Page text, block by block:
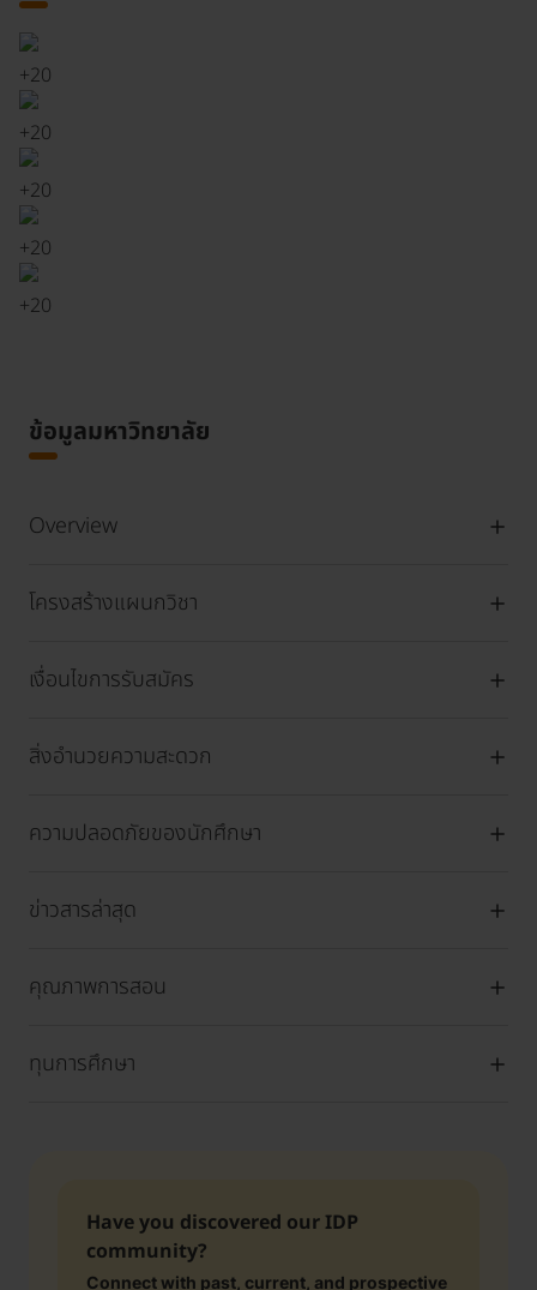
+20
+20
+20
+20
+20
ข้อมูลมหาวิทยาลัย
Overview
โครงสร้างแผนกวิชา
เงื่อนไขการรับสมัคร
สิ่งอำนวยความสะดวก
ความปลอดภัยของนักศึกษา
ข่าวสารล่าสุด
คุณภาพการสอน
ทุนการศึกษา
Have you discovered our IDP
community?
Connect with past, current, and prospective